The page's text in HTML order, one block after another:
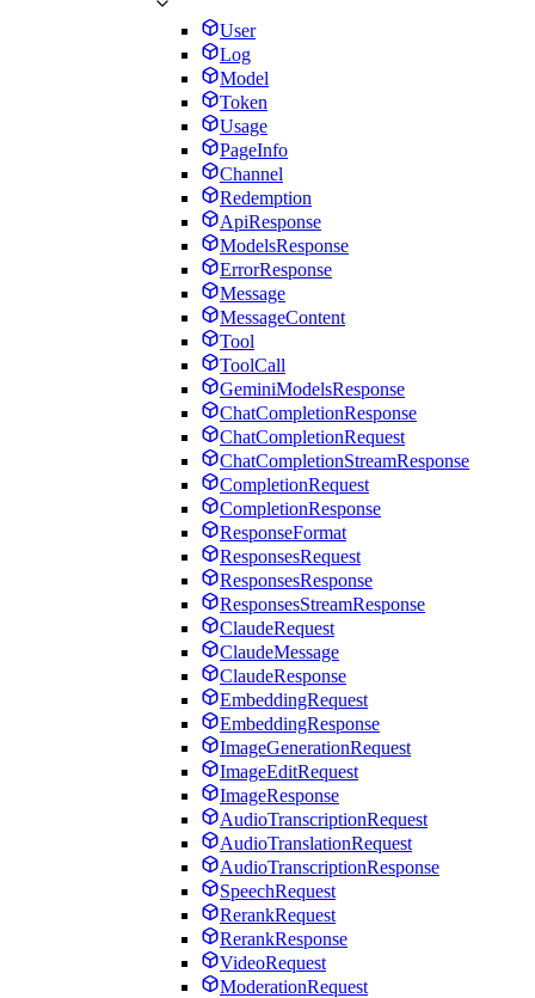
User
Log
Model
Token
Usage
PageInfo
Channel
Redemption
ApiResponse
ModelsResponse
ErrorResponse
Message
MessageContent
Tool
ToolCall
GeminiModelsResponse
ChatCompletionResponse
ChatCompletionRequest
ChatCompletionStreamResponse
CompletionRequest
CompletionResponse
ResponseFormat
ResponsesRequest
ResponsesResponse
ResponsesStreamResponse
ClaudeRequest
ClaudeMessage
ClaudeResponse
EmbeddingRequest
EmbeddingResponse
ImageGenerationRequest
ImageEditRequest
ImageResponse
AudioTranscriptionRequest
AudioTranslationRequest
AudioTranscriptionResponse
SpeechRequest
RerankRequest
RerankResponse
VideoRequest
ModerationRequest